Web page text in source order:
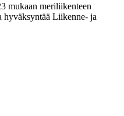
mukaan meriliikenteen
hyväksyntää Liikenne- ja